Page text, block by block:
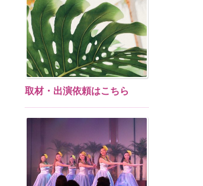
取材・出演依頼はこちら